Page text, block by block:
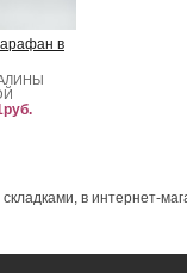
в
в интернет-